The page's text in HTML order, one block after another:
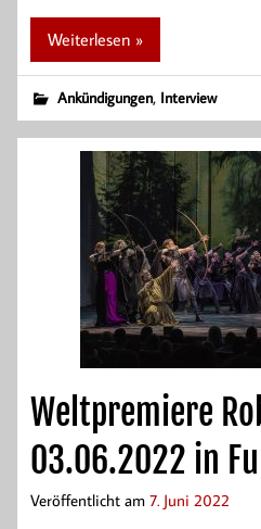
Weiterlesen »
Ankündigungen, Interview
Weltpremiere
03.06.2022 in
Veröffentlicht am 7. Juni 2022